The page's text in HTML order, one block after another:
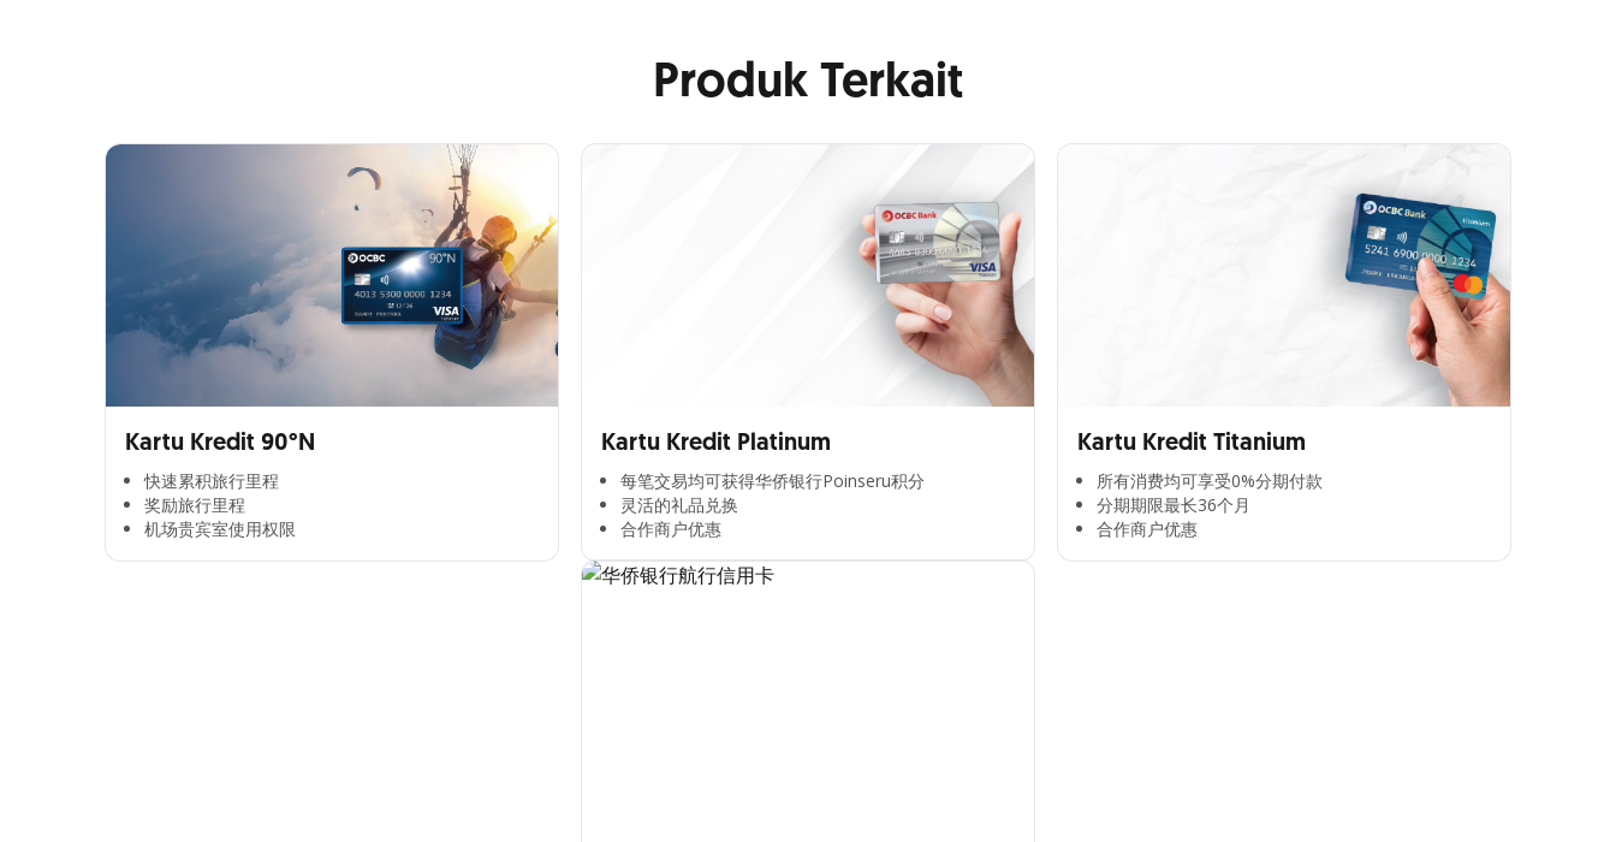
Produk Terkait
Kartu Kredit 90°N
快速累积旅行里程​
奖励旅行里程​
机场贵宾室使用权限​
Kartu Kredit Platinum
每笔交易均可获得华侨银行Poinseru积分​
灵活的礼品兑换​
合作商户优惠​
Kartu Kredit Titanium
所有消费均可享受0%分期付款​
分期期限最长36个月​
合作商户优惠​